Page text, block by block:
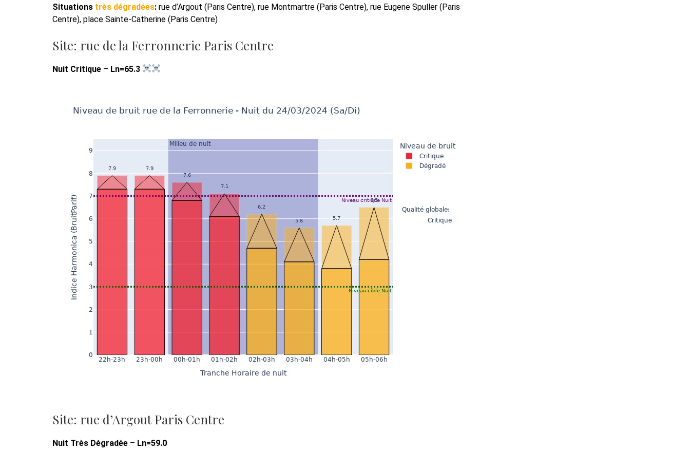
Situations très dégradées: rue d’Argout (Paris Centre), rue Montmartre (Paris Centre), rue Eugene Spuller (Paris
Centre), place Sainte-Catherine (Paris Centre)
Site: rue de la Ferronnerie Paris Centre
Nuit Critique – Ln=65.3
Site: rue d’Argout Paris Centre
Nuit Très Dégradée – Ln=59.0